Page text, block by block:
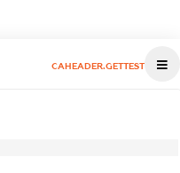
CAHEADER.GETTEST